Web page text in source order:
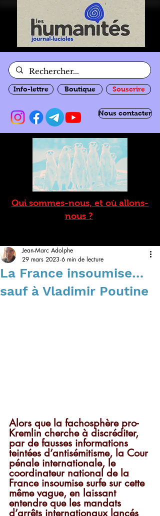
Info-lettre Boutique Souscrire
Nous contacter
Qui sommes-nous, et où allons-
nous ?
La France insoumise…
sauf à Vladimir Poutine
Jean-Marc Adolphe
29 mars 2023 6 min de lecture
Alors que la fachosphère pro-
Kremlin cherche à discréditer,
par de fausses informations
teintées d’antisémitisme, la Cour
pénale internationale, le
coordinateur national de la
France insoumise surfe sur cette
même vague, en laissant
entendre que les mandats
d’arrêts internationaux lancés